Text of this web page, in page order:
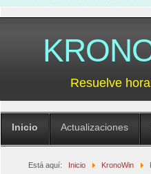
Resuelve
Inicio Actualizaciones
Está aquí: Inicio KronoWin